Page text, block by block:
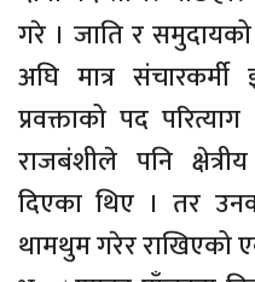
गरे । जाति र
अघि मात्र संचारकर्मी
प्रवक्ताको पद
राजबंशीले पनि
दिएका थिए । तर
थामथुम गरेर राखिएको